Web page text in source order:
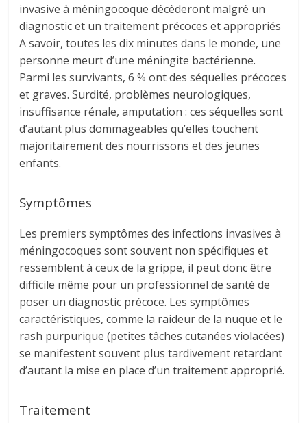
invasive à méningocoque décèderont malgré un
diagnostic et un traitement précoces et appropriés
A savoir, toutes les dix minutes dans le monde, une
personne meurt d’une méningite bactérienne.
Parmi les survivants, 6 % ont des séquelles précoces
et graves. Surdité, problèmes neurologiques,
insuffisance rénale, amputation : ces séquelles sont
d’autant plus dommageables qu’elles touchent
majoritairement des nourrissons et des jeunes
enfants.
Symptômes
Les premiers symptômes des infections invasives à
méningocoques sont souvent non spécifiques et
ressemblent à ceux de la grippe, il peut donc être
difficile même pour un professionnel de santé de
poser un diagnostic précoce. Les symptômes
caractéristiques, comme la raideur de la nuque et le
rash purpurique (petites tâches cutanées violacées)
se manifestent souvent plus tardivement retardant
d’autant la mise en place d’un traitement approprié.
Traitement